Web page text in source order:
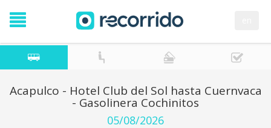
Acapulco - Hotel Club del Sol hasta Cuernvaca
- Gasolinera Cochinitos
05/08/2026